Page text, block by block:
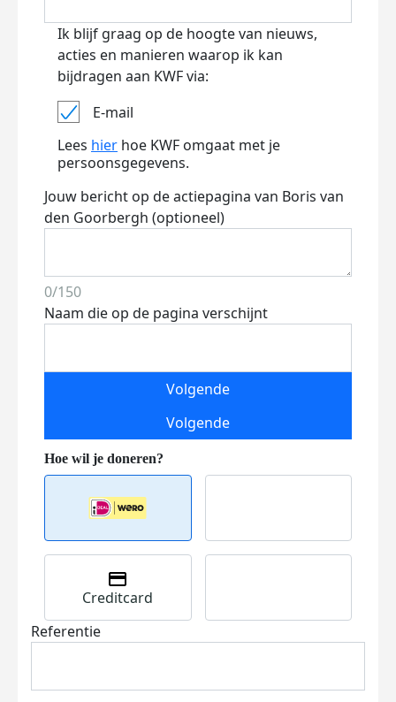
Ik blijf graag op de hoogte van nieuws,
acties en manieren waarop ik kan
bijdragen aan KWF via:
E-mail
Lees hier hoe KWF omgaat met je
persoonsgegevens.
Jouw bericht op de actiepagina van Boris van
den Goorbergh (optioneel)
0/150
Naam die op de pagina verschijnt
Volgende
Volgende
Creditcard
Referentie